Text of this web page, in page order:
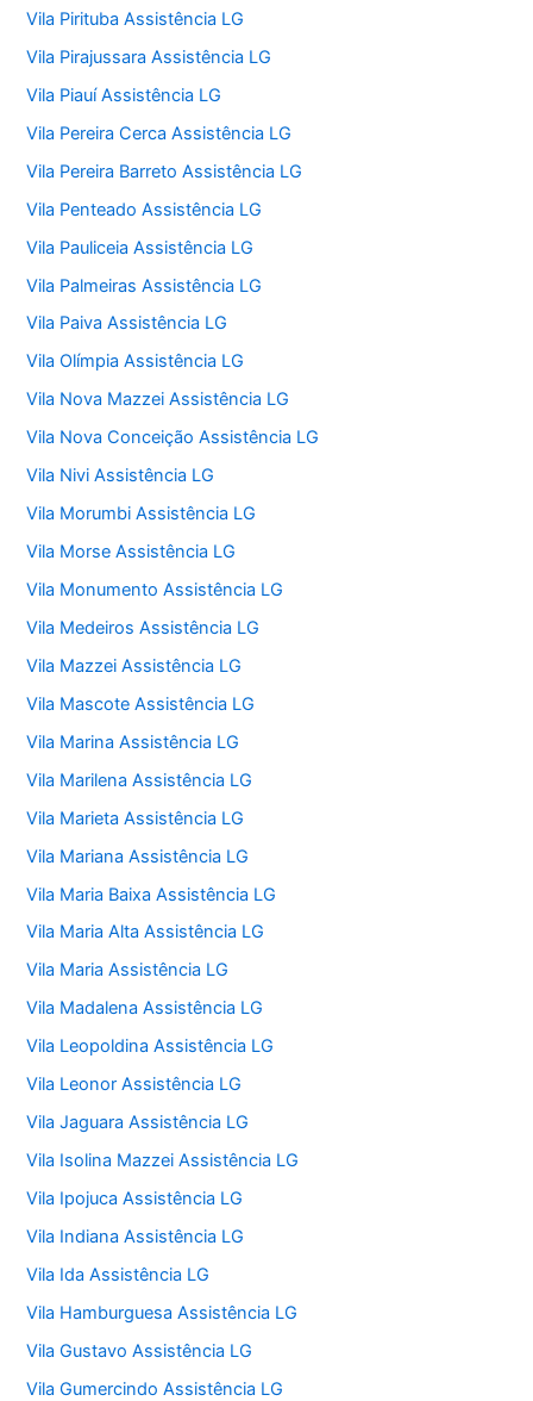
Vila Pirituba Assistência LG
Vila Pirajussara Assistência LG
Vila Piauí Assistência LG
Vila Pereira Cerca Assistência LG
Vila Pereira Barreto Assistência LG
Vila Penteado Assistência LG
Vila Pauliceia Assistência LG
Vila Palmeiras Assistência LG
Vila Paiva Assistência LG
Vila Olímpia Assistência LG
Vila Nova Mazzei Assistência LG
Vila Nova Conceição Assistência LG
Vila Nivi Assistência LG
Vila Morumbi Assistência LG
Vila Morse Assistência LG
Vila Monumento Assistência LG
Vila Medeiros Assistência LG
Vila Mazzei Assistência LG
Vila Mascote Assistência LG
Vila Marina Assistência LG
Vila Marilena Assistência LG
Vila Marieta Assistência LG
Vila Mariana Assistência LG
Vila Maria Baixa Assistência LG
Vila Maria Alta Assistência LG
Vila Maria Assistência LG
Vila Madalena Assistência LG
Vila Leopoldina Assistência LG
Vila Leonor Assistência LG
Vila Jaguara Assistência LG
Vila Isolina Mazzei Assistência LG
Vila Ipojuca Assistência LG
Vila Indiana Assistência LG
Vila Ida Assistência LG
Vila Hamburguesa Assistência LG
Vila Gustavo Assistência LG
Vila Gumercindo Assistência LG